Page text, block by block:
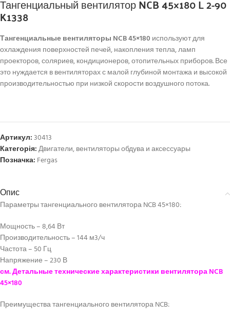
Тангенциальный вентилятор NCB 45×180 L 2-90
K1338
Тангенциальные вентиляторы NCB 45×180 используют для
охлаждения поверхностей печей, накопления тепла, ламп
проекторов, соляриев, кондиционеров, отопительных приборов. Все
это нуждается в вентиляторах с малой глубиной монтажа и высокой
производительностью при низкой скорости воздушного потока.
Артикул:30413
Категорія:Двигатели, вентиляторы обдува и аксессуары
Позначка: Fergas
Опис
Параметры тангенциального вентилятора NCB 45×180:
Мощность – 8,64 Вт
Производительность – 144 м3/ч
Частота – 50 Гц
Напряжение – 230 В
см. Детальные технические характеристики вентилятора NCB
45×180
Преимущества тангенциального вентилятора NCB: